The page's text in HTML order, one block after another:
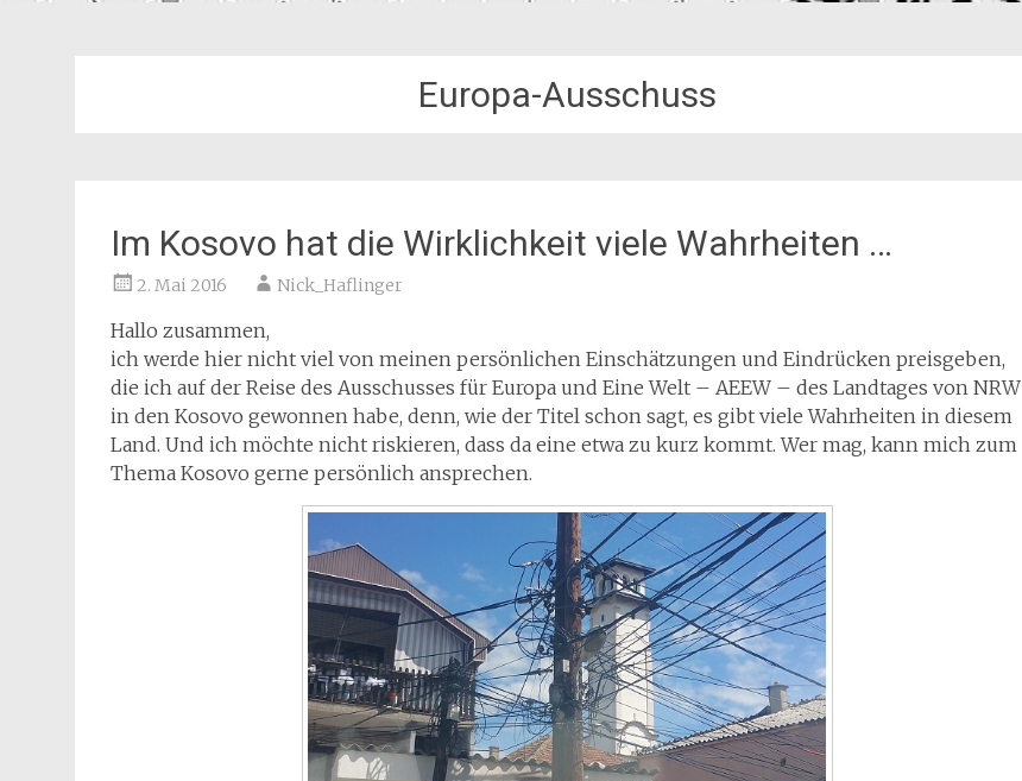
Europa-Ausschuss
Im Kosovo hat die Wirklichkeit viele Wahrheiten …
2. Mai 2016 Nick_Haflinger
Hallo zusammen,
ich werde hier nicht viel von meinen persönlichen Einschätzungen und Eindrücken preisgeben,
die ich auf der Reise des Ausschusses für Europa und Eine Welt – AEEW – des Landtages von NRW
in den Kosovo gewonnen habe, denn, wie der Titel schon sagt, es gibt viele Wahrheiten in diesem
Land. Und ich möchte nicht riskieren, dass da eine etwa zu kurz kommt. Wer mag, kann mich zum
Thema Kosovo gerne persönlich ansprechen.